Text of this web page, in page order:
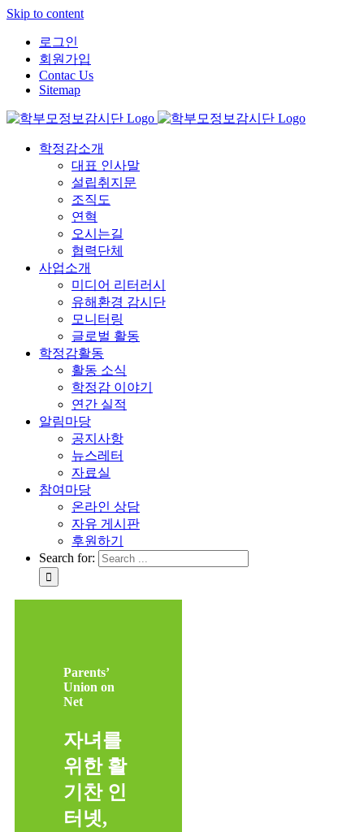
Skip to content
로그인
회원가입
Contac Us
Sitemap
학정감소개
대표 인사말
설립취지문
조직도
연혁
오시는길
협력단체
사업소개
미디어 리터러시
유해환경 감시단
모니터링
글로벌 활동
학정감활동
활동 소식
학정감 이야기
연간 실적
알림마당
공지사항
뉴스레터
자료실
참여마당
온라인 상담
자유 게시판
후원하기
Search for:
Parents’
Union on
Net
자녀를
위한 활
기찬 인
터넷,